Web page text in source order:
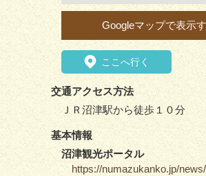
Googleマップで表示
ここへ行く
交通アクセス方法
ＪＲ沼津駅から徒歩１０分
基本情報
沼津観光ポータル
https://numazukanko.jp/